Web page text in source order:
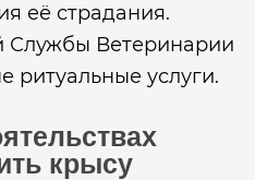
её страдания.
Службы Ветеринарии
ритуальные услуги.
крысу